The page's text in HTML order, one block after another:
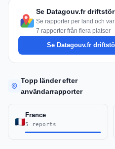
Se Datagouv.fr
Se rapporter per land och
7 rapporter från flera platser
Se Datagouv.fr
Topp länder efter
användarrapporter
France
5 reports